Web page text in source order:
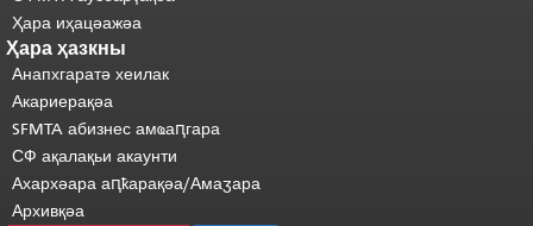
Ҳара иҳацәажәа
Ҳара ҳазкны
Анапхгаратә хеилак
Акариерақәа
SFMTA абизнес амҩаԥгара
СФ ақалақьи акаунти
Ахархәара аԥҟарақәа/Амаӡара
Архивқәа